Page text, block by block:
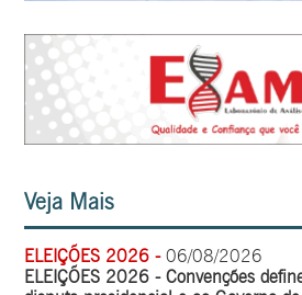
Veja Mais
ELEIÇÕES 2026 -06/08/2026
ELEIÇÕES 2026 - Convenções